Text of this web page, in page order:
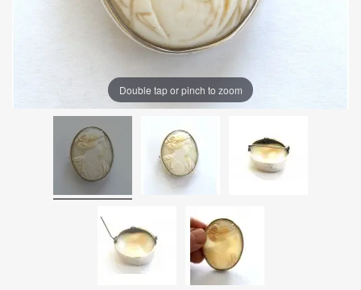
Double tap or pinch to zoom